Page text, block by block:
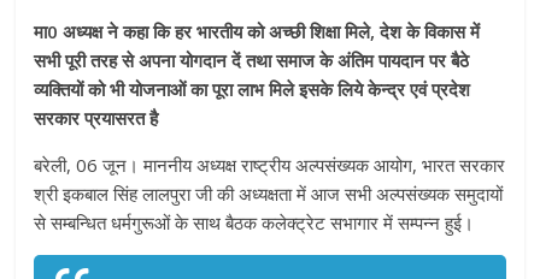
मा0 अध्यक्ष ने कहा कि हर भारतीय को अच्छी शिक्षा मिले, देश के विकास में
सभी पूरी तरह से अपना योगदान दें तथा समाज के अंतिम पायदान पर बैठे
व्यक्तियों को भी योजनाओं का पूरा लाभ मिले इसके लिये केन्द्र एवं प्रदेश
सरकार प्रयासरत है
बरेली, 06 जून। माननीय अध्यक्ष राष्ट्रीय अल्पसंख्यक आयोग, भारत सरकार
श्री इकबाल सिंह लालपुरा जी की अध्यक्षता में आज सभी अल्पसंख्यक समुदायों
से सम्बन्धित धर्मगुरूओं के साथ बैठक कलेक्ट्रेट सभागार में सम्पन्न हुई।